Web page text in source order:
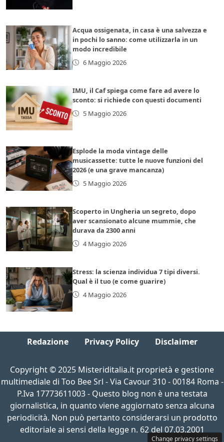
Acqua ossigenata, in casa è una salvezza e
in pochi lo sanno: come utilizzarla in un
modo incredibile
6 Maggio 2026
IMU, il Caf spiega come fare ad avere lo
sconto: si richiede con questi documenti
5 Maggio 2026
Esplode la moda vintage delle
musicassette: tutte le nuove funzioni del
2026 (e una grave mancanza)
5 Maggio 2026
Scoperto in Ungheria un segreto, dopo
aver scansionato alcune mummie, che
durava da 2300 anni
4 Maggio 2026
Stress: la scienza individua 7 tipi diversi.
Qual è il tuo (e come guarire)
4 Maggio 2026
Redazione Privacy Policy Disclaimer
Copyright © 2025 Misteriditalia.it proprietà e gestione
multimediale di Too Bee Srl - Via Cavour 310 - 00184 Roma -
P.Iva 17773611003 - Questo blog non è una testata
giornalistica, in quanto viene aggiornato senza alcuna
periodicità. Non può pertanto considerarsi un prodotto
editoriale ai sensi della legge n. 62 del 07.03.2001
Change privacy settings